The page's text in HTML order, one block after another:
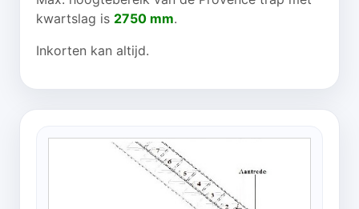
kwartslag is 2750 mm.
Inkorten kan altijd.